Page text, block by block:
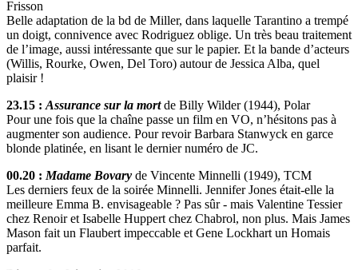
Frisson
Belle adaptation de la bd de Miller, dans laquelle Tarantino a trempé
un doigt, connivence avec Rodriguez oblige. Un très beau traitement
de l’image, aussi intéressante que sur le papier. Et la bande d’acteurs
(Willis, Rourke, Owen, Del Toro) autour de Jessica Alba, quel
plaisir !
23.15 : Assurance sur la mortde Billy Wilder (1944), Polar
Pour une fois que la chaîne passe un film en VO, n’hésitons pas à
augmenter son audience. Pour revoir Barbara Stanwyck en garce
blonde platinée, en lisant le dernier numéro de JC.
00.20 : Madame Bovary de Vincente Minnelli (1949), TCM
Les derniers feux de la soirée Minnelli. Jennifer Jones était-elle la
meilleure Emma B. envisageable ? Pas sûr - mais Valentine Tessier
chez Renoir et Isabelle Huppert chez Chabrol, non plus. Mais James
Mason fait un Flaubert impeccable et Gene Lockhart un Homais
parfait.